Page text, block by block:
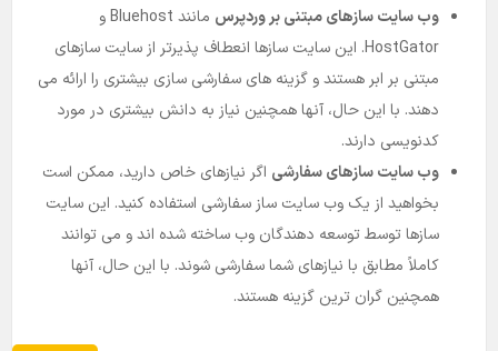
وب سایت سازهای مبتنی بر وردپرس
مانند Bluehost و
HostGator. این سایت سازها انعطاف پذیرتر از سایت سازهای
مبتنی بر ابر هستند و گزینه های سفارشی سازی بیشتری را ارائه می
دهند. با این حال، آنها همچنین نیاز به دانش بیشتری در مورد
کدنویسی دارند.
وب سایت سازهای سفارشی اگر نیازهای خاص دارید، ممکن است
بخواهید از یک وب سایت ساز سفارشی استفاده کنید. این سایت
سازها توسط توسعه دهندگان وب ساخته شده اند و می توانند
کاملاً مطابق با نیازهای شما سفارشی شوند. با این حال، آنها
همچنین گران ترین گزینه هستند.